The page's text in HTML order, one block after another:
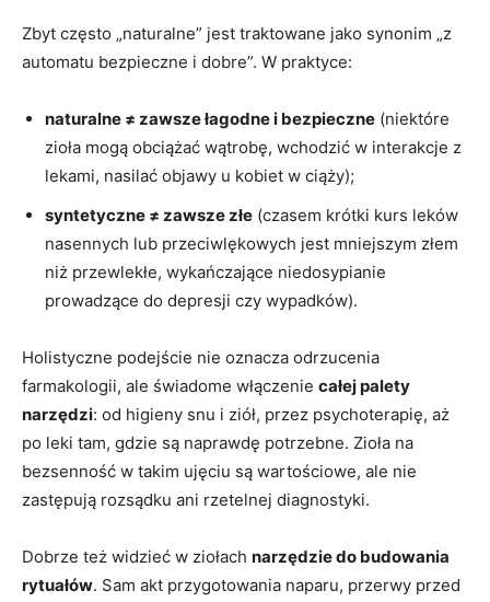
Zbyt często „naturalne” jest traktowane jako synonim „z
automatu bezpieczne i dobre”. W praktyce:
naturalne ≠ zawsze łagodne i bezpieczne (niektóre
zioła mogą obciążać wątrobę, wchodzić w interakcje z
lekami, nasilać objawy u kobiet w ciąży);
syntetyczne ≠ zawsze złe (czasem krótki kurs leków
nasennych lub przeciwlękowych jest mniejszym złem
niż przewlekłe, wykańczające niedosypianie
prowadzące do depresji czy wypadków).
Holistyczne podejście nie oznacza odrzucenia
farmakologii, ale świadome włączenie całej palety
narzędzi: od higieny snu i ziół, przez psychoterapię, aż
po leki tam, gdzie są naprawdę potrzebne. Zioła na
bezsenność w takim ujęciu są wartościowe, ale nie
zastępują rozsądku ani rzetelnej diagnostyki.
Dobrze też widzieć w ziołach narzędzie do budowania
rytuałów. Sam akt przygotowania naparu, przerwy przed